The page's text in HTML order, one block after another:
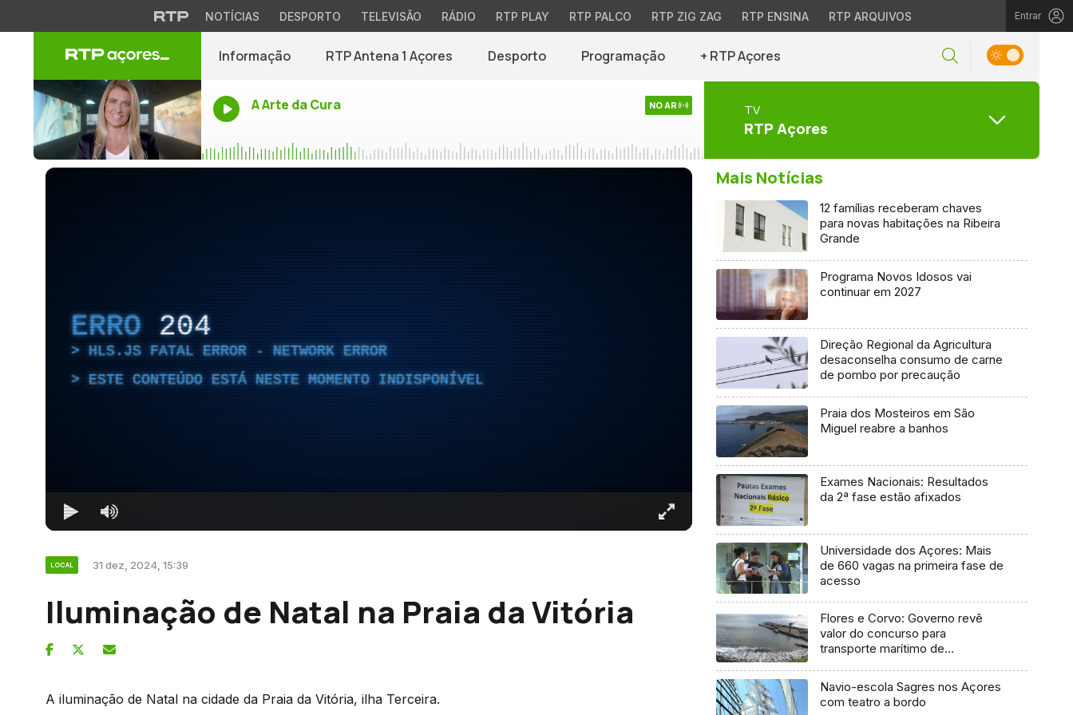
NOTÍCIAS DESPORTO TELEVISÃO RÁDIO RTP PLAY RTP PALCO RTP ZIG ZAG RTP ENSINA RTP ARQUIVOS Entrar
Informação RTP Antena 1 Açores Desporto Programação + RTP Açores
A Arte da Cura NO AR TV
RTP Açores
ERRO 204
HLS.JS FATAL ERROR - NETWORK ERROR
ESTE CONTEÚDO ESTÁ NESTE MOMENTO INDISPONÍVEL
LOCAL 31 dez, 2024, 15:39
Iluminação de Natal na Praia da Vitória
A iluminação de Natal na cidade da Praia da Vitória, ilha Terceira.
Mais Notícias
12 famílias receberam chaves
para novas habitações na Ribeira
Grande
Programa Novos Idosos vai
continuar em 2027
Direção Regional da Agricultura
desaconselha consumo de carne
de pombo por precaução
Praia dos Mosteiros em São
Miguel reabre a banhos
Exames Nacionais: Resultados
da 2ª fase estão afixados
Universidade dos Açores: Mais
de 660 vagas na primeira fase de
acesso
Flores e Corvo: Governo revê
valor do concurso para
transporte marítimo de
Navio-escola Sagres nos Açores
com teatro a bordo